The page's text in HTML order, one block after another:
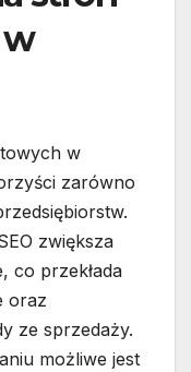
w
zarówno
zwiększa
co przekłada
oraz
ze sprzedaży.
możliwe jest